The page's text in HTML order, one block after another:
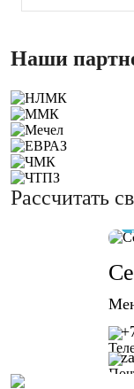
Наши
Рассчитать